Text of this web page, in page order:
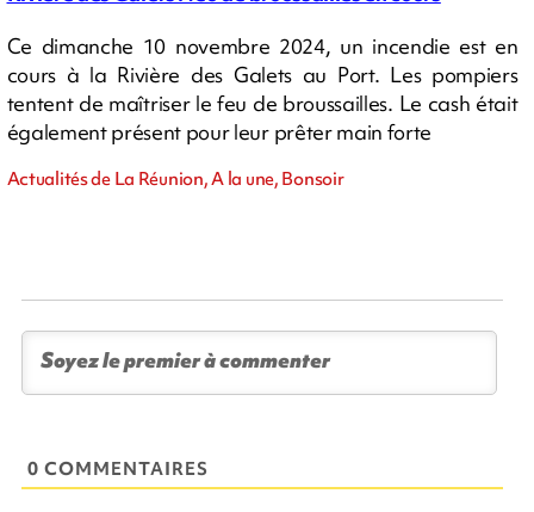
Ce dimanche 10 novembre 2024, un incendie est en
cours à la Rivière des Galets au Port. Les pompiers
tentent de maîtriser le feu de broussailles. Le cash était
également présent pour leur prêter main forte
Actualités de La Réunion, A la une, Bonsoir
0 COMMENTAIRES